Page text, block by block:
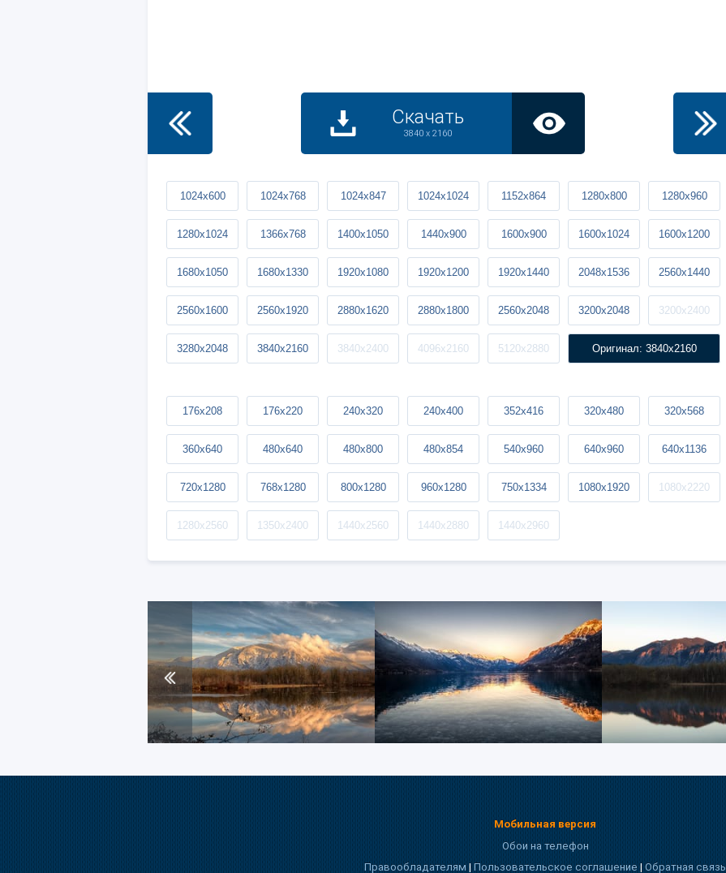
Скачать
3840 x 2160
1024x600 1024x768 1024x847 1024x1024 1152x864 1280x800 1280x960
1280x1024 1366x768 1400x1050 1440x900 1600x900 1600x1024 1600x1200
1680x1050 1680x1330 1920x1080 1920x1200 1920x1440 2048x1536 2560x1440
2560x1600 2560x1920 2880x1620 2880x1800 2560x2048 3200x2048 3200x2400
3280x2048 3840x2160 3840x2400 4096x2160 5120x2880 Оригинал: 3840x2160
176x208 176x220 240x320 240x400 352x416 320x480 320x568
360x640 480x640 480x800 480x854 540x960 640x960 640x1136
720x1280 768x1280 800x1280 960x1280 750x1334 1080x1920 1080x2220
1280x2560 1350x2400 1440x2560 1440x2880 1440x2960
Мобильная версия
Обои на телефон
Правообладателям|Пользовательское соглашение|Обратная связь